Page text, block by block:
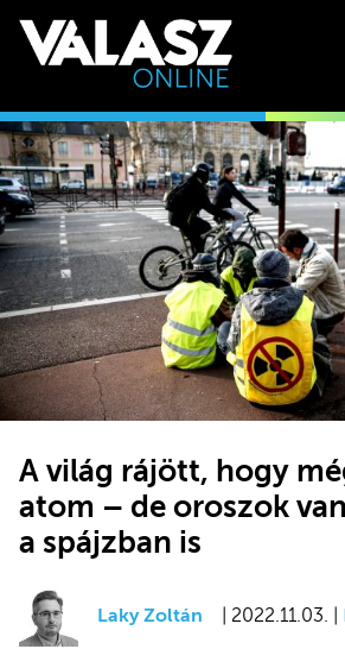
A világ rájött, hogy
atom – de oroszok
a spájzban is
Laky Zoltán | 2022.11.03. |